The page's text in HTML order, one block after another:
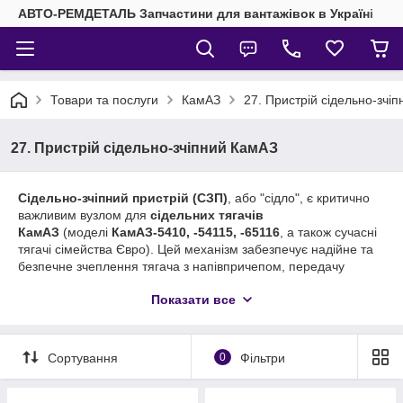
АВТО-РЕМДЕТАЛЬ Запчастини для вантажівок в Україні
Товари та послуги КамАЗ 27. Пристрій сідельно-
27. Пристрій сідельно-зчіпний КамАЗ
Сідельно-зчіпний пристрій (СЗП) , або "сідло", є критично
важливим вузлом для сідельних тягачів
КамАЗ (моделі КамАЗ-5410, -54115, -65116 , а також сучасні
тягачі сімейства Євро). Цей механізм забезпечує надійне та
безпечне зчеплення тягача з напівпричепом, передачу
СЗП залежить безпека вантажних перевезень.
У нашому інтернет-магазині представлений повний
асортимент оригінальних та високоякісних аналогових
Показати все
Сортування 0 Фільтри